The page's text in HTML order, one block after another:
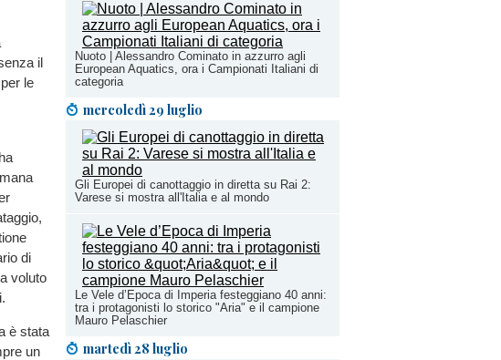
Nuoto | Alessandro Cominato in azzurro agli
European Aquatics, ora i Campionati Italiani di
categoria
mercoledì 29 luglio
Gli Europei di canottaggio in diretta su Rai 2:
Varese si mostra all'Italia e al mondo
Le Vele d’Epoca di Imperia festeggiano 40 anni:
tra i protagonisti lo storico "Aria" e il campione
Mauro Pelaschier
martedì 28 luglio
il
le
di
voluto
è stata
un